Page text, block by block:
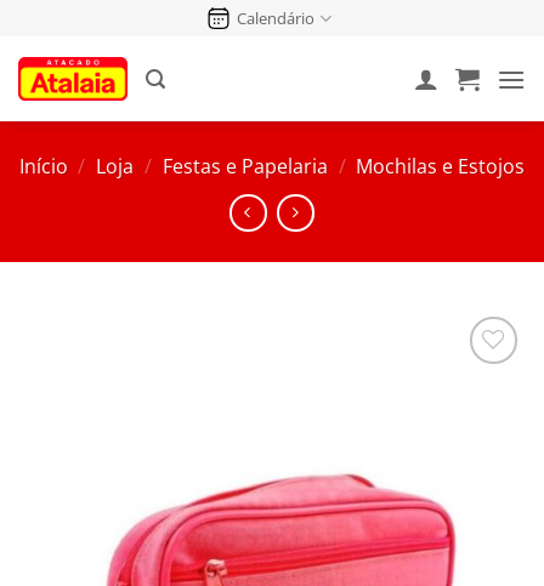
conteúdo
Calendário
Início / Loja / Festas e Papelaria / Mochilas e Estojos